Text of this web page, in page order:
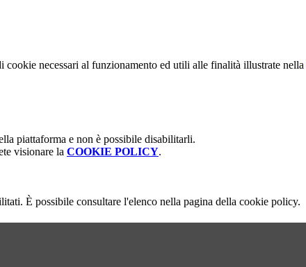
necessari al funzionamento ed utili alle finalità illustrate nella
piattaforma e non è possibile disabilitarli.
visionare la COOKIE POLICY.
È possibile consultare l'elenco nella pagina della cookie policy.